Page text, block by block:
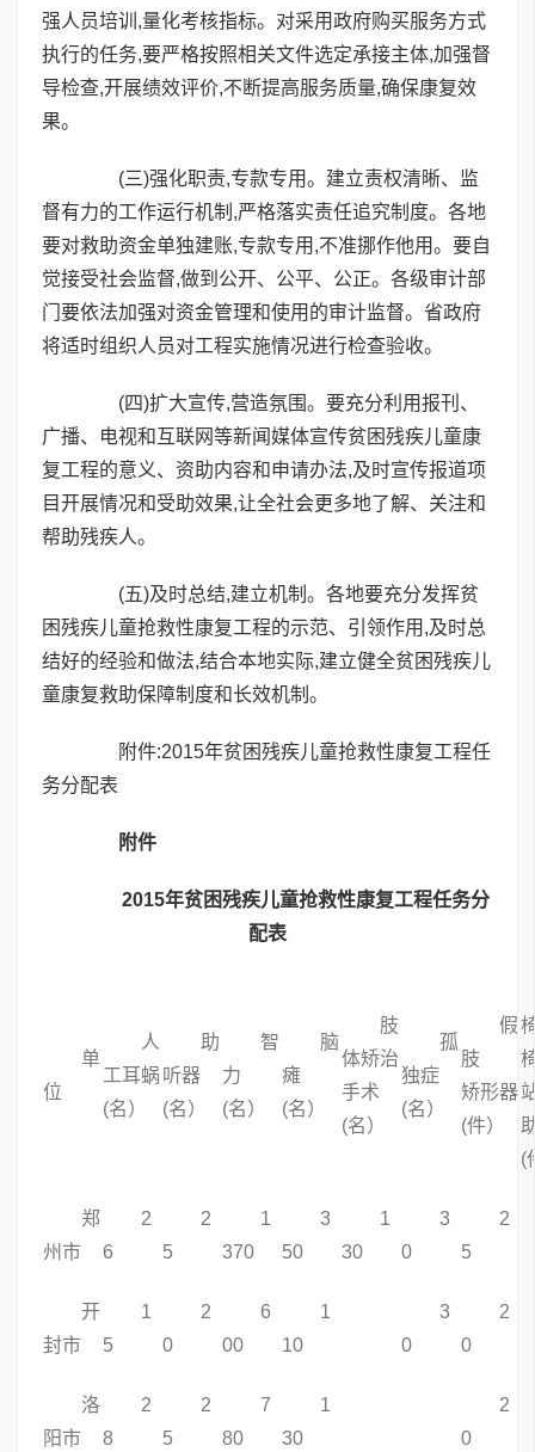
强人员培训,量化考核指标。对采用政府购买服务方式
执行的任务,要严格按照相关文件选定承接主体,加强督
导检查,开展绩效评价,不断提高服务质量,确保康复效
果。
(三)强化职责,专款专用。建立责权清晰、监
督有力的工作运行机制,严格落实责任追究制度。各地
要对救助资金单独建账,专款专用,不准挪作他用。要自
觉接受社会监督,做到公开、公平、公正。各级审计部
门要依法加强对资金管理和使用的审计监督。省政府
将适时组织人员对工程实施情况进行检查验收。
(四)扩大宣传,营造氛围。要充分利用报刊、
广播、电视和互联网等新闻媒体宣传贫困残疾儿童康
复工程的意义、资助内容和申请办法,及时宣传报道项
目开展情况和受助效果,让全社会更多地了解、关注和
帮助残疾人。
(五)及时总结,建立机制。各地要充分发挥贫
困残疾儿童抢救性康复工程的示范、引领作用,及时总
结好的经验和做法,结合本地实际,建立健全贫困残疾儿
童康复救助保障制度和长效机制。
附件:2015年贫困残疾儿童抢救性康复工程任
务分配表
附件
2015年贫困残疾儿童抢救性康复工程任务分
配表
单
位
人
工耳蜗
(名）
助
听器
(名）
智
力
(名）
脑
瘫
(名）
肢
体矫治
手术
(名）
孤
独症
(名）
假
肢
矫形器
(件）
(
郑
州市
2
6
2
5
1
370
3
50
1
30
3
0
2
5
开
封市
1
5
2
0
6
00
1
10
3
0
2
0
洛
阳市
2
8
2
5
7
80
1
30
2
0